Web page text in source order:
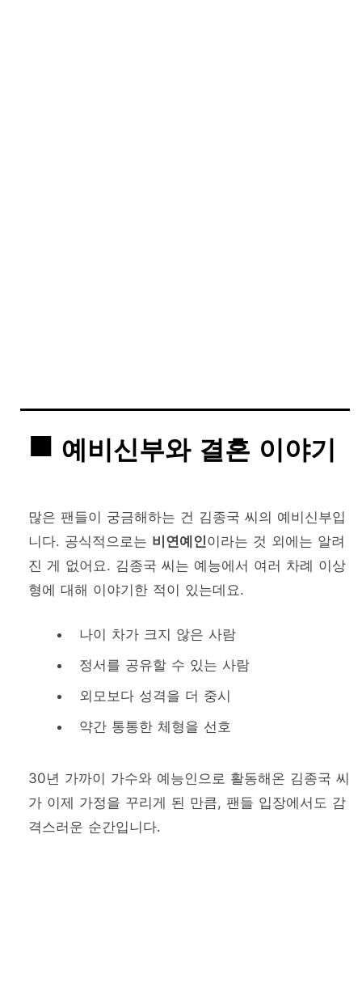
예비신부와 결혼 이야기
많은 팬들이 궁금해하는 건 김종국 씨의 예비신부입
니다. 공식적으로는 비연예인이라는 것 외에는 알려
진 게 없어요. 김종국 씨는 예능에서 여러 차례 이상
형에 대해 이야기한 적이 있는데요.
나이 차가 크지 않은 사람
정서를 공유할 수 있는 사람
외모보다 성격을 더 중시
약간 통통한 체형을 선호
30년 가까이 가수와 예능인으로 활동해온 김종국 씨
가 이제 가정을 꾸리게 된 만큼, 팬들 입장에서도 감
격스러운 순간입니다.